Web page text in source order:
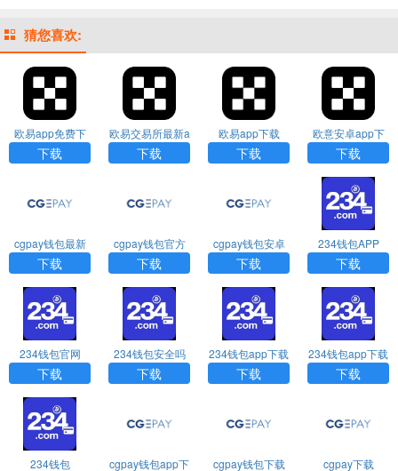
猜您喜欢:
欧易app免费下
载
下载
欧易交易所最新a
ppapp免费下载
下载
欧易app下载
下载
欧意安卓app下
载
下载
cgpay钱包最新
版本下载
下载
cgpay钱包官方
入口
下载
cgpay钱包安卓
版下载
下载
234钱包APP
下载
234钱包官网
下载
234钱包安全吗
下载
234钱包app下载
下载
234钱包app下载
安装
下载
234钱包 cgpay钱包app下 cgpay钱包下载 cgpay下载